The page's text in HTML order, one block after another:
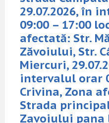
29.07.2026, în
09:00 – 17:00
afectată: Str.
Zăvoiului, Str.
Miercuri,
intervalul orar
Crivina, Zona
Strada
Zavoiului pana